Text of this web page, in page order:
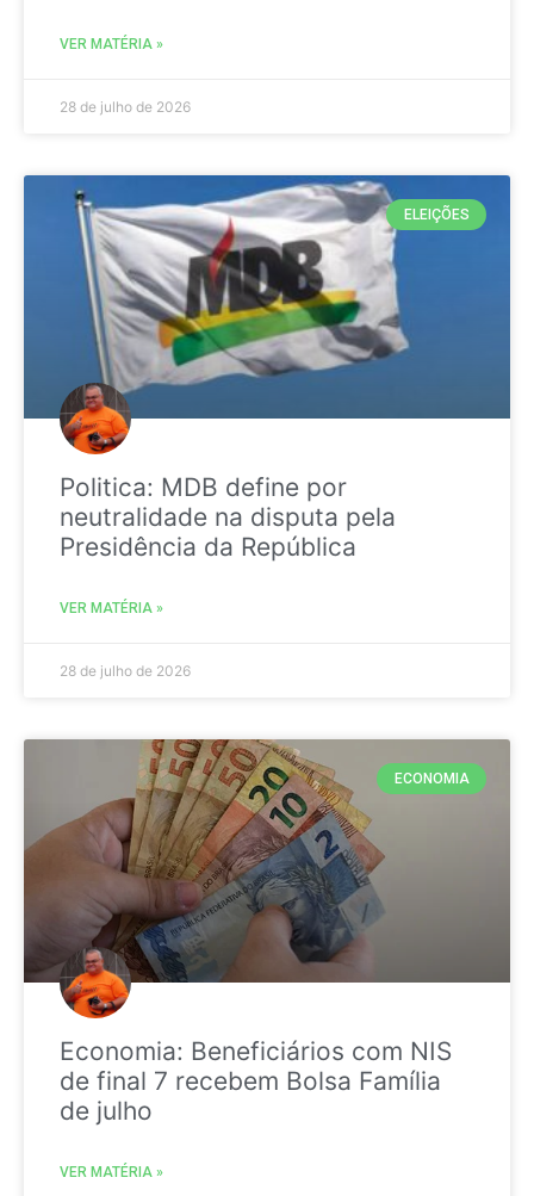
VER MATÉRIA »
28 de julho de 2026
ELEIÇÕES
Politica: MDB define por
neutralidade na disputa pela
Presidência da República
VER MATÉRIA »
28 de julho de 2026
ECONOMIA
Economia: Beneficiários com NIS
de final 7 recebem Bolsa Família
de julho
VER MATÉRIA »